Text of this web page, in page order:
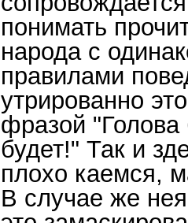
понимать
народа с
правилами
утрированно
фразой "Голова
будет!" Так и
плохо каемся,
В случае же